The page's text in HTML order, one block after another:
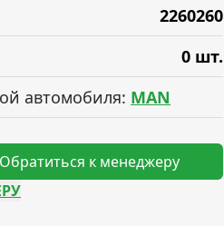
2260260
0 шт.
автомобиля: MAN
Обратиться к менеджеру